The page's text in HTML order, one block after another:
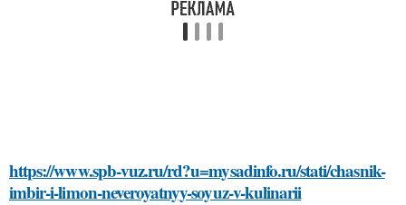
https://www.spb-vuz.ru/rd?u=mysadinfo.ru/stati/chasnik-
imbir-i-limon-neveroyatnyy-soyuz-v-kulinarii